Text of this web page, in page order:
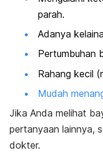
parah.
Adanya
Pertumbuhan
Rahang kecil
Mudah
Jika Anda melihat
pertanyaan lainnya,
dokter.